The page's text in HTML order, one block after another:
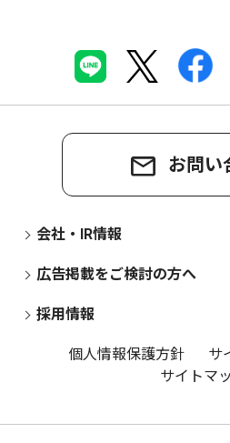
お問い
会社・IR情報
広告掲載をご検討の方へ
採用情報
個人情報保護方針
サ
サイトマ